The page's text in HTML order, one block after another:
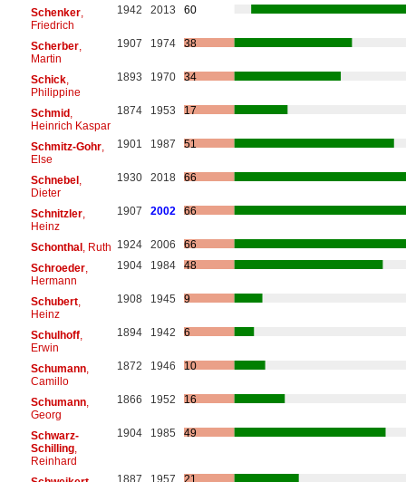
Schenker,
Friedrich
1942 2013 60
Scherber,
Martin
1907 1974 38
Schick,
Philippine
1893 1970 34
Schmid,
Heinrich Kaspar
1874 1953 17
Schmitz-Gohr,
Else
1901 1987 51
Schnebel,
Dieter
1930 2018 66
Schnitzler,
Heinz
1907 2002 66
Schonthal, Ruth 1924 2006
66
Schroeder,
Hermann
1904 1984 48
Schubert,
Heinz
1908 1945 9
Schulhoff,
Erwin
1894 1942 6
Schumann,
Camillo
1872 1946 10
Schumann,
Georg
1866 1952 16
Schwarz-
Schilling,
Reinhard
1904 1985 49
1887 1957 21